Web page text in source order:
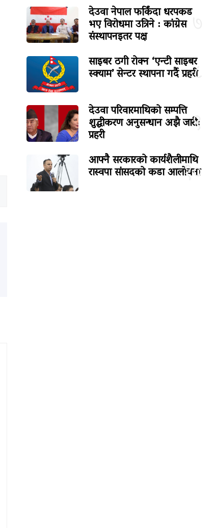
७
देउवा नेपाल फर्किंदा धरपकड
भए विरोधमा उत्रिने : कांग्रेस
संस्थापनइतर पक्ष
८
साइबर ठगी रोक्न ‘एन्टी साइबर
स्क्याम’ सेन्टर स्थापना गर्दै प्रहरी
९
देउवा परिवारमाथिको सम्पत्ति
शुद्धीकरण अनुसन्धान अझै जारी:
प्रहरी
१०
आफ्नै सरकारको कार्यशैलीमाथि
रास्वपा सांसदको कडा आलोचना